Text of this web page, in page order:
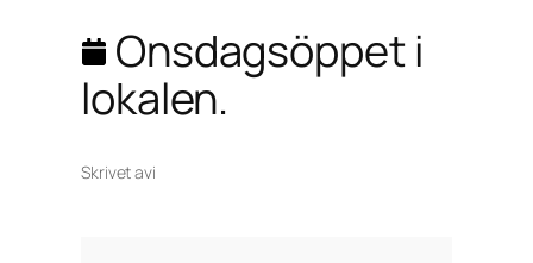
Onsdagsöppet i
lokalen.
Skrivet avi